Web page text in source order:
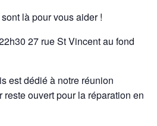
là pour vous aider !
27 rue St Vincent au fond
est dédié à notre réunion
reste ouvert pour la réparation en